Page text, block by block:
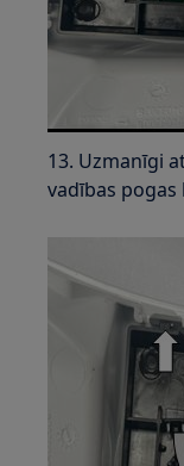
13. Uzmanīgi
vadības